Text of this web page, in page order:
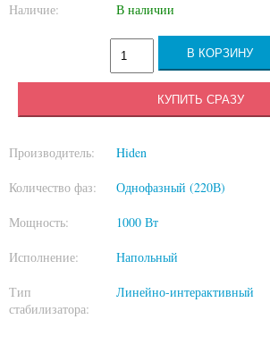
Наличие: В наличии
КУПИТЬ СРАЗУ
Производитель: Hiden
Количество фаз: Однофазный (220В)
Мощность: 1000 Вт
Исполнение: Напольный
Тип
стабилизатора:
Линейно-интерактивный